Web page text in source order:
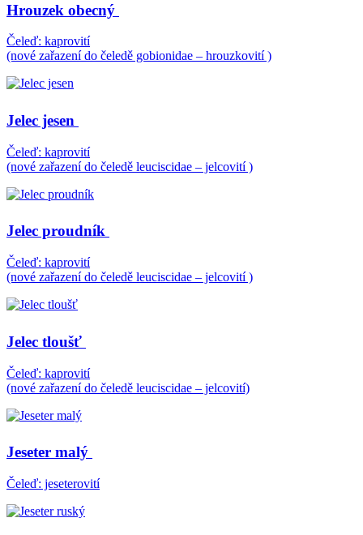
Hrouzek obecný
Čeleď: kaprovití
(nové zařazení do čeledě gobionidae – hrouzkovití )
Jelec jesen
Čeleď: kaprovití
(nové zařazení do čeledě leuciscidae – jelcovití )
Jelec proudník
Čeleď: kaprovití
(nové zařazení do čeledě leuciscidae – jelcovití )
Jelec tloušť
Čeleď: kaprovití
(nové zařazení do čeledě leuciscidae – jelcovití)
Jeseter malý
Čeleď: jeseterovití